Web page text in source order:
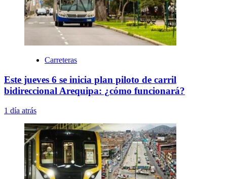
Carreteras
Este jueves 6 se inicia plan piloto de carril
bidireccional Arequipa: ¿cómo funcionará?
1 día atrás